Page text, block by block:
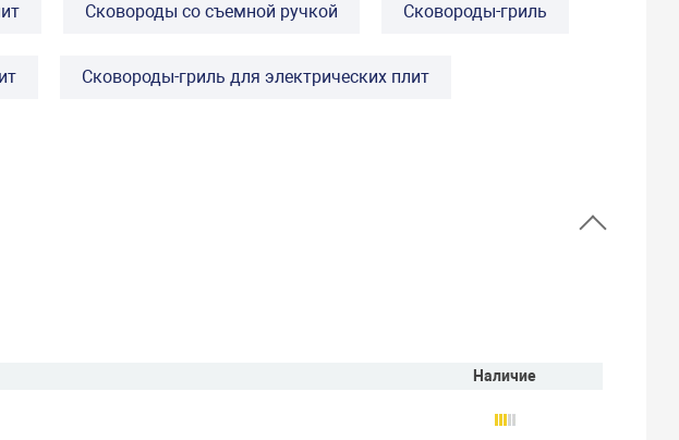
Сковороды со съемной ручкой Сковороды-гриль
Сковороды-гриль для электрических плит
Наличие